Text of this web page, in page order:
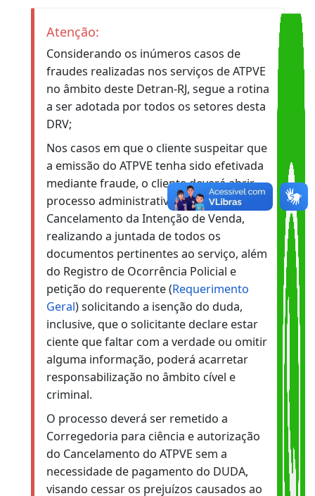
VOLTAR
Atenção:
Considerando os inúmeros casos de
fraudes realizadas nos serviços de ATPVE
no âmbito deste Detran-RJ, segue a rotina
a ser adotada por todos os setores desta
DRV;
Nos casos em que o cliente suspeitar que
a emissão do ATPVE tenha sido efetivada
mediante fraude, o cliente deverá abrir
processo administrativo solicitando o
Cancelamento da Intenção de Venda,
realizando a juntada de todos os
documentos pertinentes ao serviço, além
do Registro de Ocorrência Policial e
petição do requerente (
inclusive, que o solicitante declare estar
ciente que faltar com a verdade ou omitir
alguma informação, poderá acarretar
responsabilização no âmbito cível e